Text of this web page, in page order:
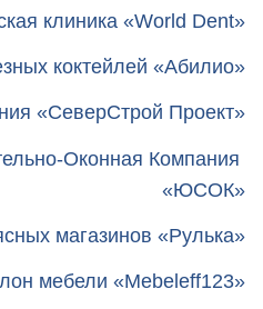
клиника «World Dent»
коктейлей «Абилио»
«СеверСтрой Проект»
Оконная Компания
«ЮСОК»
магазинов «Рулька»
мебели «Mebeleff123»